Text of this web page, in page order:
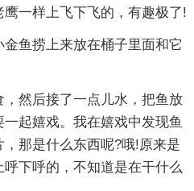
一样上飞下飞的，有趣极了!
鱼捞上来放在桶子里面和它
然后接了一点儿水，把鱼放
起嬉戏。我在嬉戏中发现鱼
那是什么东西呢?哦!原来是
下呼的，不知道是在干什么